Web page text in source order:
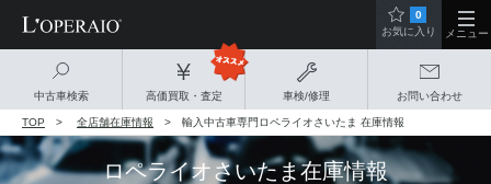
中古車検索 高価買取・査定 車検/修理 お問い合わせ
0
お気に入り
メニュー
TOP 全店舗在庫情報 輸入中古車専門ロペライオさいたま 在庫情報
ロペライオさいたま在庫情報